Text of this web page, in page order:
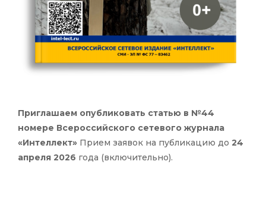
Приглашаем опубликовать статью в №44
номере Всероссийского сетевого журнала
«Интеллект» Прием заявок на публикацию до 24
апреля 2026 года (включительно).